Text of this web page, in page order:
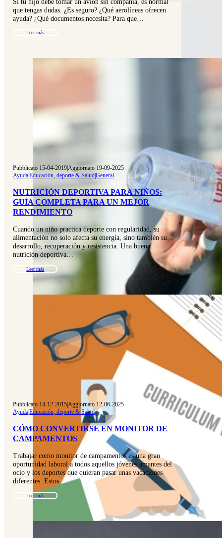
que tengas dudas. ¿Es seguro? ¿Qué aerolíneas ofrecen
ayuda? ¿Qué documentos necesita? Para que…
Leer más
Pubblicato 15-04-2019|Aggiornato 19-09-2025
Ayuda|Educación, deporte & Salud|General
NUTRICIÓN DEPORTIVA PARA NIÑOS:
GUÍA COMPLETA PARA UN MEJOR
RENDIMIENTO
Cuando un niño practica deporte con regularidad, su
alimentación no solo afecta su energía, sino también su
desarrollo, recuperación y resistencia. Una buena
nutrición deportiva…
Leer más
Pubblicato 14-12-2015|Aggiornato 12-06-2025
Ayuda|Educación, deporte & Salud
CÓMO CONVERTIRSE EN MONITOR DE
CAMPAMENTOS
Trabajar como monitor de campamentos es una gran
oportunidad laboral a todos aquellos jóvenes amantes del
ocio y los deportes que quieran pasar unas vacaciones
diferentes. Estos…
Leer más